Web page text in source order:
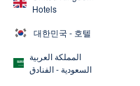
Hotels
대한민국 - 호텔
المملكة العربية
السعودية - الفنادق